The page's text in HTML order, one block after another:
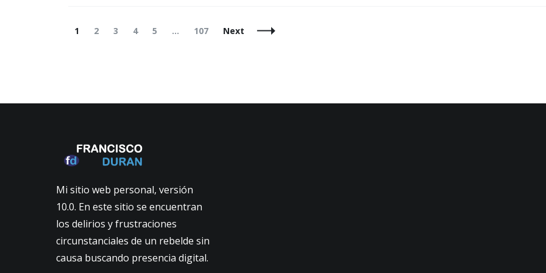
Posts
Page
1 Page
2 Page
3 Page
4 Page
5 … Page
107 Next
Mi sitio web personal, versión
10.0. En este sitio se encuentran
los delirios y frustraciones
circunstanciales de un rebelde sin
causa buscando presencia digital.